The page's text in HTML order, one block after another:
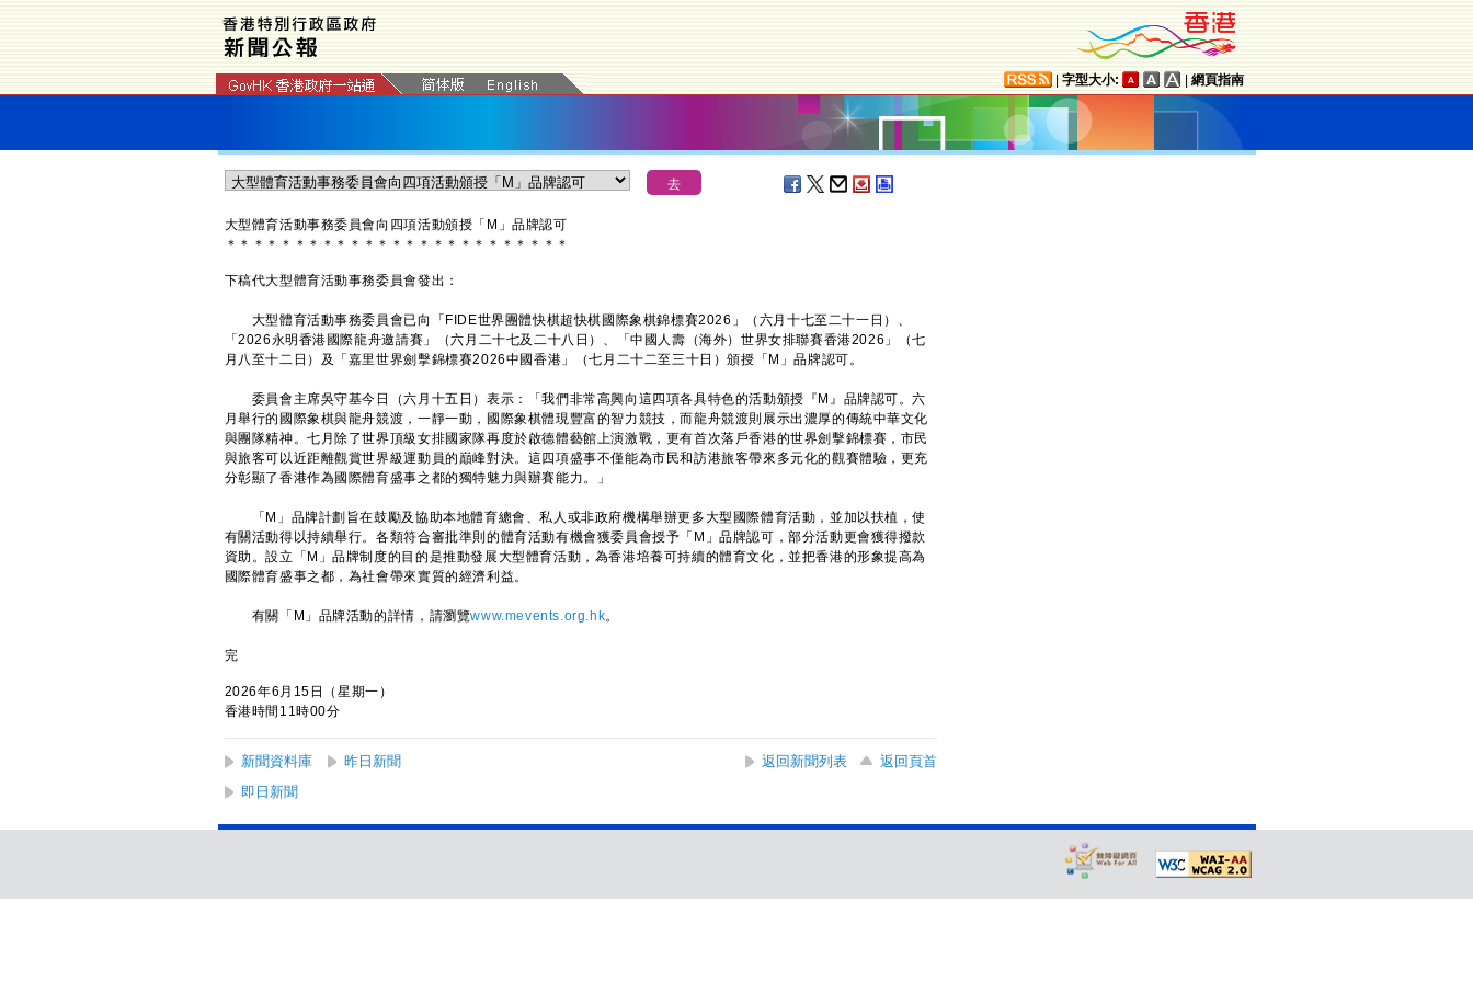
字型大小: 網頁指南
大型體育活動事務委員會向四項活動頒授「M」品牌認可
＊ ＊ ＊ ＊ ＊ ＊ ＊ ＊ ＊ ＊ ＊ ＊ ＊ ＊ ＊ ＊ ＊ ＊ ＊ ＊ ＊ ＊ ＊ ＊ ＊
下稿代大型體育活動事務委員會發出：
大型體育活動事務委員會已向「FIDE世界團體快棋超快棋國際象棋錦標賽2026」（六月十七至二十一日）、
「2026永明香港國際龍舟邀請賽」（六月二十七及二十八日）、「中國人壽（海外）世界女排聯賽香港2026」（七
月八至十二日）及「嘉里世界劍擊錦標賽2026中國香港」（七月二十二至三十日）頒授「M」品牌認可。
委員會主席吳守基今日（六月十五日）表示：「我們非常高興向這四項各具特色的活動頒授『M』品牌認可。六
月舉行的國際象棋與龍舟競渡，一靜一動，國際象棋體現豐富的智力競技，而龍舟競渡則展示出濃厚的傳統中華文化
與團隊精神。七月除了世界頂級女排國家隊再度於啟德體藝館上演激戰，更有首次落戶香港的世界劍擊錦標賽，市民
與旅客可以近距離觀賞世界級運動員的巔峰對決。這四項盛事不僅能為市民和訪港旅客帶來多元化的觀賽體驗，更充
分彰顯了香港作為國際體育盛事之都的獨特魅力與辦賽能力。」
「M」品牌計劃旨在鼓勵及協助本地體育總會、私人或非政府機構舉辦更多大型國際體育活動，並加以扶植，使
有關活動得以持續舉行。各類符合審批準則的體育活動有機會獲委員會授予「M」品牌認可，部分活動更會獲得撥款
資助。設立「M」品牌制度的目的是推動發展大型體育活動，為香港培養可持續的體育文化，並把香港的形象提高為
國際體育盛事之都，為社會帶來實質的經濟利益。
有關「M」品牌活動的詳情，請瀏覽www.mevents.org.hk。
完
2026年6月15日（星期一）
香港時間11時00分
新聞資料庫 昨日新聞 返回新聞列表
返回頁首
即日新聞